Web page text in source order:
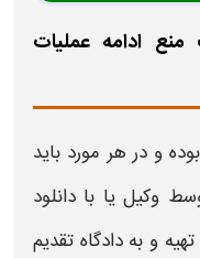
ادامه عملیات
و در هر مورد باید
وکیل یا با دانلود
و به دادگاه تقدیم